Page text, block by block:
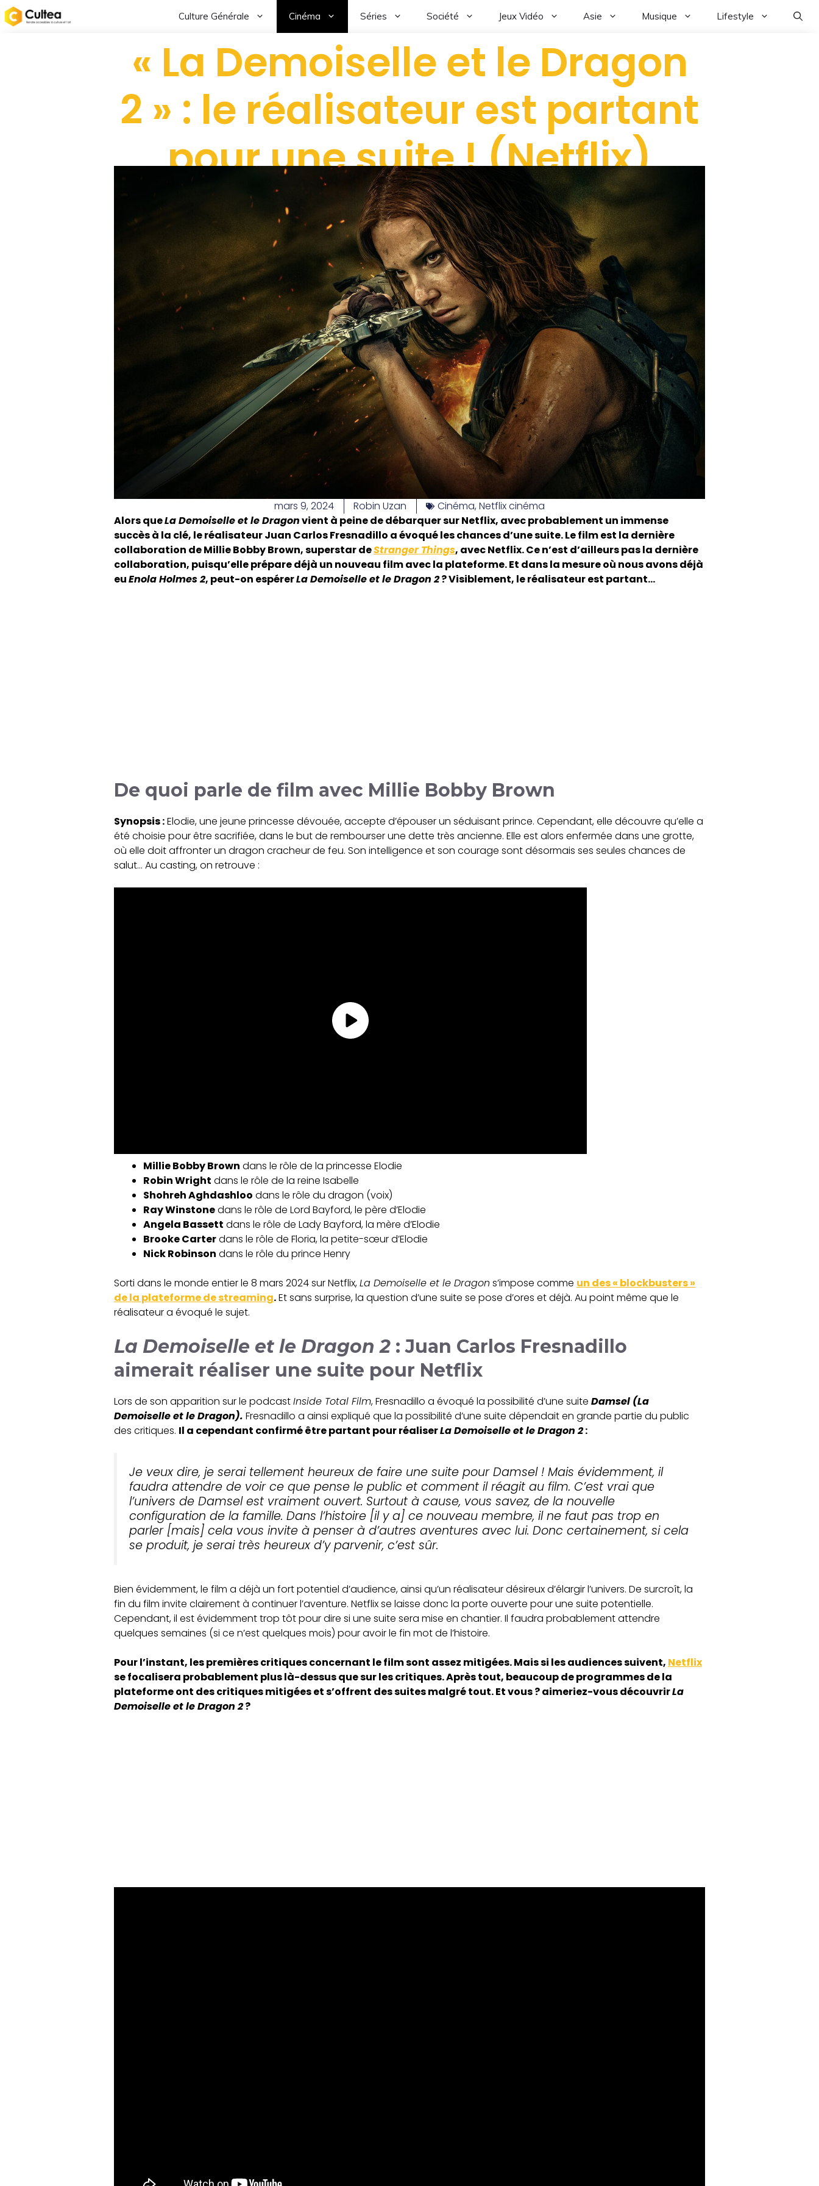
Culture Générale Cinéma Séries Société Jeux Vidéo Asie Musique Lifestyle
« La Demoiselle et le Dragon
2 » : le réalisateur est partant
pour une suite ! (Netflix)
mars 9, 2024 Robin Uzan Cinéma,Netflix cinéma
Alors queLa Demoiselle et le Dragonvient à peine de débarquer sur Netflix, avec probablement un immense
succès à la clé, le réalisateur Juan Carlos Fresnadillo a évoqué les chances d’une suite. Le film est la dernière
collaboration de Millie Bobby Brown, superstar deStranger Things, avec Netflix. Ce n’est d’ailleurs pas la dernière
collaboration, puisqu’elle prépare déjà un nouveau film avec la plateforme. Et dans la mesure où nous avons déjà
euEnola Holmes 2, peut-on espérerLa Demoiselle et le Dragon 2? Visiblement, le réalisateur est partant…
De quoi parle de film avec Millie Bobby Brown
Synopsis :Elodie, une jeune princesse dévouée, accepte d’épouser un séduisant prince. Cependant, elle découvre qu’elle a
été choisie pour être sacrifiée, dans le but de rembourser une dette très ancienne. Elle est alors enfermée dans une grotte,
où elle doit affronter un dragon cracheur de feu. Son intelligence et son courage sont désormais ses seules chances de
salut… Au casting, on retrouve :
Millie Bobby Brown dans le rôle de la princesse Elodie
Robin Wright dans le rôle de la reine Isabelle
Shohreh Aghdashloo dans le rôle du dragon (voix)
Ray Winstonedans le rôle de Lord Bayford, le père d’Elodie
Angela Bassett dans le rôle de Lady Bayford, la mère d’Elodie
Brooke Carterdans le rôle de Floria, la petite-sœur d’Elodie
Nick Robinson dans le rôle du prince Henry
Sorti dans le monde entier le 8 mars 2024 sur Netflix,La Demoiselle et le Dragon s’impose comme un des « blockbusters »
de la plateforme de streaming.Et sans surprise, la question d’une suite se pose d’ores et déjà. Au point même que le
réalisateur a évoqué le sujet.
La Demoiselle et le Dragon 2 : Juan Carlos Fresnadillo
aimerait réaliser une suite pour Netflix
Lors de son apparition sur le podcastInside Total Film, Fresnadillo a évoqué la possibilité d’une suite Damsel (La
Demoiselle et le Dragon). Fresnadillo a ainsi expliqué que la possibilité d’une suite dépendait en grande partie du public
des critiques. Il a cependant confirmé être partant pour réaliserLa Demoiselle et le Dragon 2:
Je veux dire, je serai tellement heureux de faire une suite pour Damsel ! Mais évidemment, il
faudra attendre de voir ce que pense le public et comment il réagit au film. C’est vrai que
l’univers de Damsel est vraiment ouvert. Surtout à cause, vous savez, de la nouvelle
configuration de la famille. Dans l’histoire [il y a] ce nouveau membre, il ne faut pas trop en
parler [mais] cela vous invite à penser à d’autres aventures avec lui. Donc certainement, si cela
se produit, je serai très heureux d’y parvenir, c’est sûr.
Bien évidemment, le film a déjà un fort potentiel d’audience, ainsi qu’un réalisateur désireux d’élargir l’univers. De surcroît, la
fin du film invite clairement à continuer l’aventure. Netflix se laisse donc la porte ouverte pour une suite potentielle.
Cependant, il est évidemment trop tôt pour dire si une suite sera mise en chantier. Il faudra probablement attendre
quelques semaines (si ce n’est quelques mois) pour avoir le fin mot de l’histoire.
Pour l’instant, les premières critiques concernant le film sont assez mitigées. Mais si les audiences suivent, Netflix
se focalisera probablement plus là-dessus que sur les critiques. Après tout, beaucoup de programmes de la
plateforme ont des critiques mitigées et s’offrent des suites malgré tout. Et vous ? aimeriez-vous découvrirLa
Demoiselle et le Dragon 2?